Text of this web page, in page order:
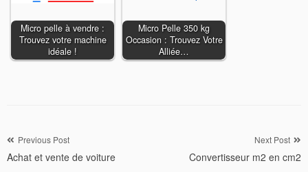
Micro pelle à vendre :
Trouvez votre machine
idéale !
Micro Pelle 350 kg
Occasion : Trouvez Votre
Alliée…
Navigation
de
Previous Post
Achat et vente de voiture
Next Post
Convertisseur m2 en cm2